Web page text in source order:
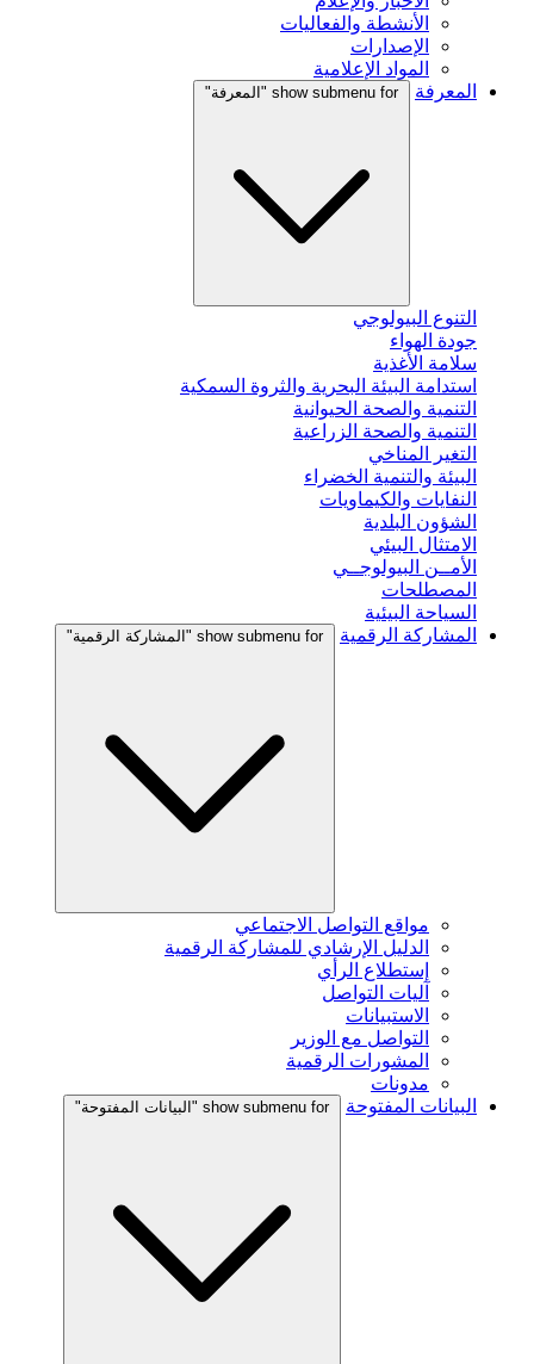
الأنشطة والفعاليات
الإصدارات
المواد الإعلامية
المعرفة
show submenu for "المعرفة"
التنوع البيولوجي
جودة الهواء
سلامة الأغذية
استدامة البيئة البحرية والثروة السمكية
التنمية والصحة الحيوانية
التنمية والصحة الزراعية
التغير المناخي
البيئة والتنمية الخضراء
النفايات والكيماويات
الشؤون البلدية
الامتثال البيئي
الأمــن البيولوجــي
المصطلحات
السياحة البيئية
المشاركة الرقمية
show submenu for "المشاركة الرقمية"
مواقع التواصل الاجتماعي
الدليل الإرشادي للمشاركة الرقمية
إستطلاع الرأي
آليات التواصل
الاستبيانات
التواصل مع الوزير
المشورات الرقمية
مدونات
البيانات المفتوحة
show submenu for "البيانات المفتوحة"